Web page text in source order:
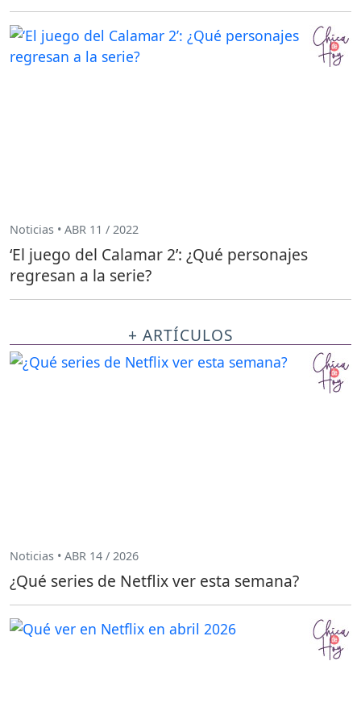
Noticias • ABR 11 / 2022
‘El juego del Calamar 2’: ¿Qué personajes
regresan a la serie?
+ ARTÍCULOS
Noticias • ABR 14 / 2026
¿Qué series de Netflix ver esta semana?